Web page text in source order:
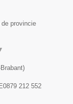
provincie
)
212 552